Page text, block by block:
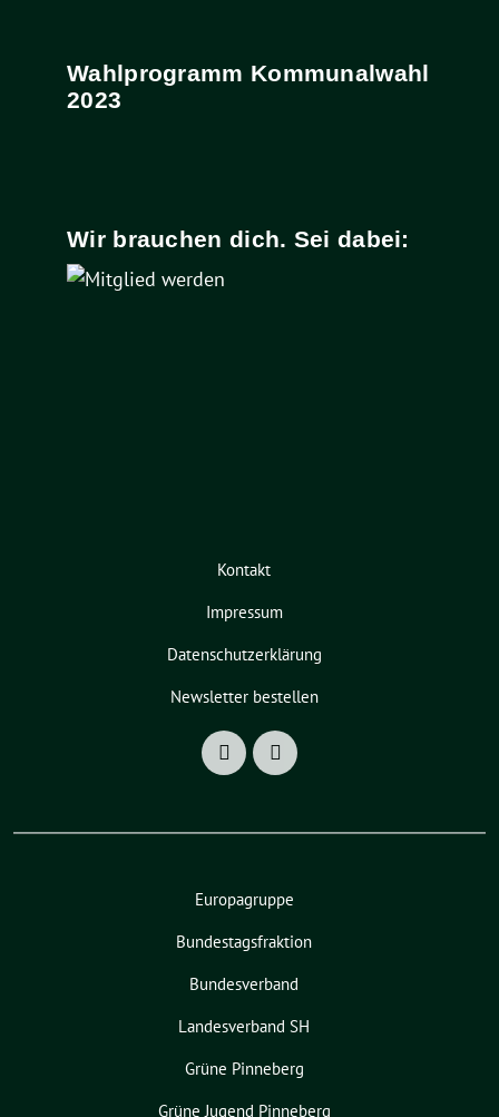
Wahlprogramm Kommunalwahl
2023
Wir brauchen dich. Sei dabei:
Kontakt
Impressum
Datenschutzerklärung
Newsletter bestellen
Europagruppe
Bundestagsfraktion
Bundesverband
Landesverband SH
Grüne Pinneberg
Grüne Jugend Pinneberg